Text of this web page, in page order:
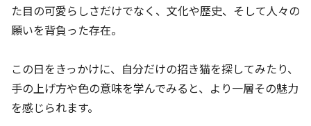
た目の可愛らしさだけでなく、文化や歴史、そして人々の
願いを背負った存在。
この日をきっかけに、自分だけの招き猫を探してみたり、
手の上げ方や色の意味を学んでみると、より一層その魅力
を感じられます。